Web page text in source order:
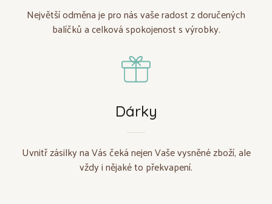
Největší odměna je pro nás vaše radost z doručených
balíčků a celková spokojenost s výrobky.
Dárky
Uvnitř zásilky na Vás čeká nejen Vaše vysněné zboží, ale
vždy i nějaké to překvapení.